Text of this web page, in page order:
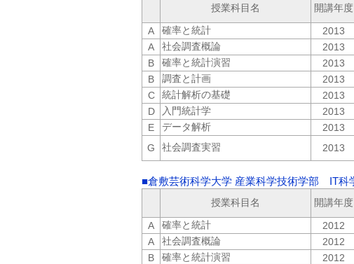
授業科目名 開講年度
A
確率と統計 2013
A
社会調査概論 2013
B
確率と統計演習 2013
B
調査と計画 2013
C
統計解析の基礎 2013
D
入門統計学 2013
E
データ解析 2013
G
社会調査実習 2013
■倉敷芸術科学大学 産業科学技術学部 IT
授業科目名 開講年度
A
確率と統計 2012
A
社会調査概論 2012
B
確率と統計演習 2012